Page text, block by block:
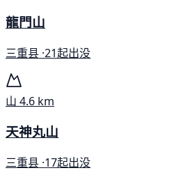
龍門山
三重县 ·21起出没
山 4.6 km
天神丸山
三重县 ·17起出没